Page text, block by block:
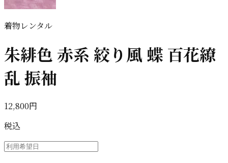
着物レンタル
朱緋色 赤系 絞り風 蝶 百花繚
乱 振袖
12,800円
税込